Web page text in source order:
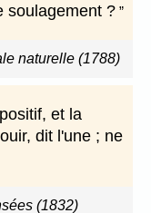
soulagement ?
naturelle (1788)
et la
dit l'une ; ne
(1832)